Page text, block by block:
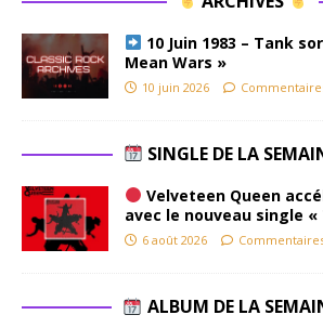
10 Juin 1983 – Tank
Mean Wars »
10 juin 2026
SINGLE DE LA
Velveteen Queen
avec le nouveau single «
6 août 2026
ALBUM DE LA